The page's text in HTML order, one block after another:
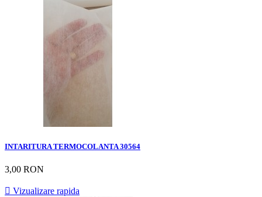
INTARITURA TERMOCOLANTA 30564
3,00 RON
 Vizualizare rapida